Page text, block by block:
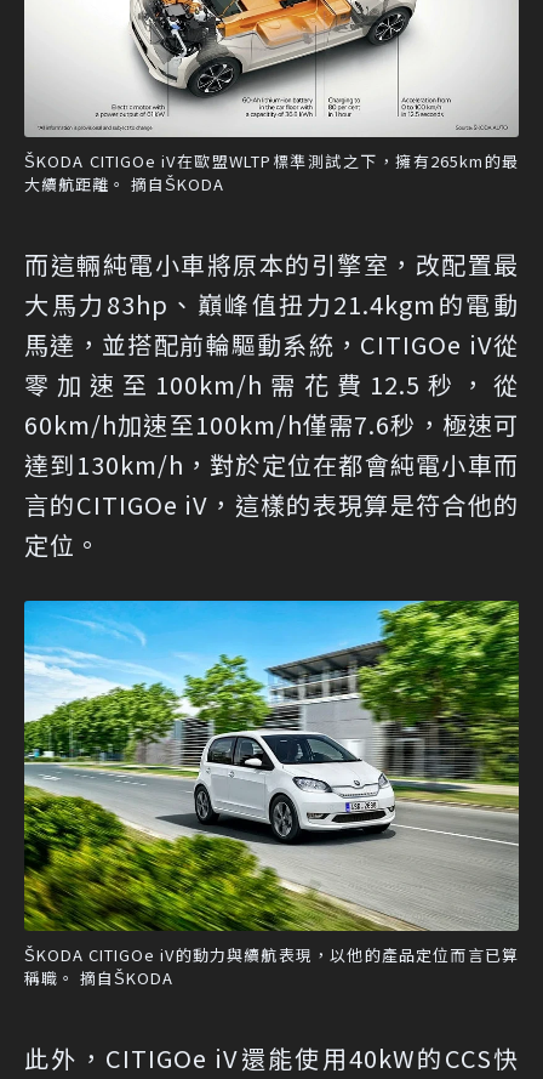
ŠKODA CITIGOe iV在歐盟WLTP標準測試之下，擁有265km的最
大續航距離。 摘自ŠKODA
而這輛純電小車將原本的引擎室，改配置最
大馬力83hp、巔峰值扭力21.4kgm的電動
馬達，並搭配前輪驅動系統，CITIGOe iV從
零加速至100km/h需花費12.5秒，從
60km/h加速至100km/h僅需7.6秒，極速可
達到130km/h，對於定位在都會純電小車而
言的CITIGOe iV，這樣的表現算是符合他的
定位。
ŠKODA CITIGOe iV的動力與續航表現，以他的產品定位而言已算
稱職。 摘自ŠKODA
此外，CITIGOe iV還能使用40kW的CCS快